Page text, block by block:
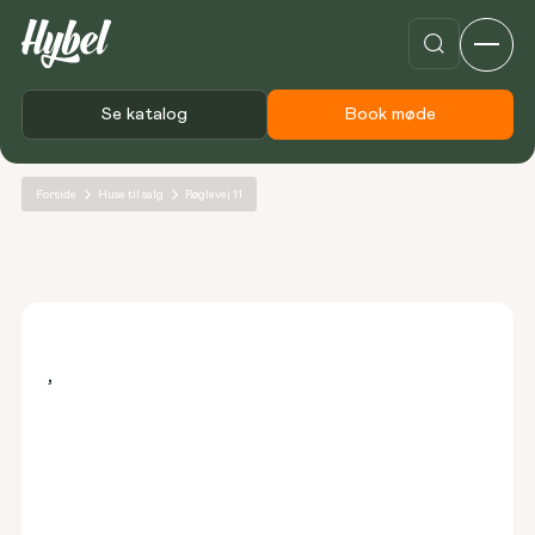
Se katalog Book møde
Forside Huse til salg Røglevej 11
,